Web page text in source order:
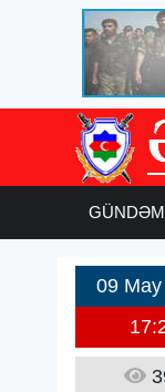
GÜNDƏM
09